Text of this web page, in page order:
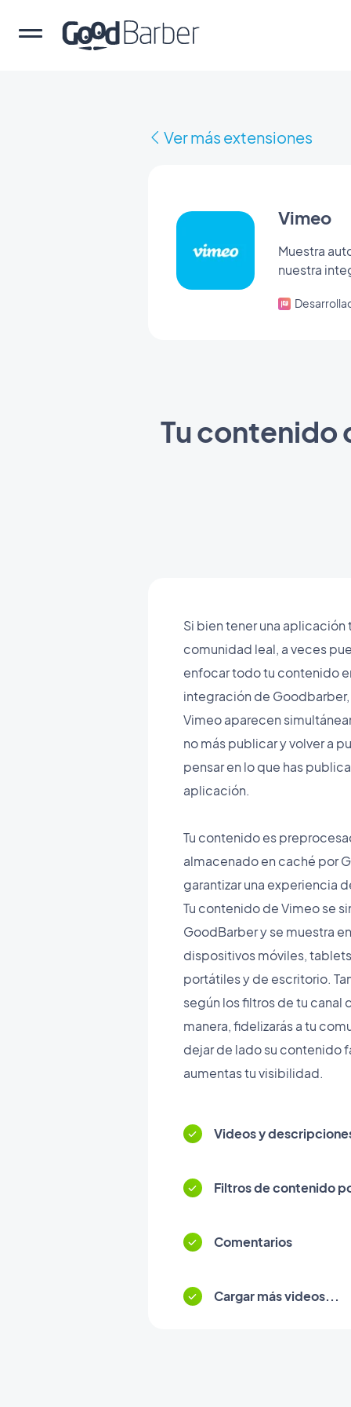
Ver más extensiones
Vimeo
Muestra
nuestra
Tu contenido
Si bien tener una
comunidad leal, a veces
enfocar todo tu contenido
integración de
Vimeo aparecen
no más publicar y volver a
pensar en lo que has
aplicación.
Tu contenido es
almacenado en caché por
garantizar una experiencia
Tu contenido de Vimeo se
GoodBarber y se muestra
dispositivos móviles,
portátiles y de escritorio.
según los filtros de tu canal
manera, fidelizarás a tu
dejar de lado su contenido
aumentas tu visibilidad.
Videos y
Filtros de contenido
Comentarios
Cargar más videos...